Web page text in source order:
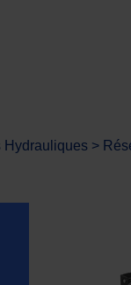
Hydrauliques >